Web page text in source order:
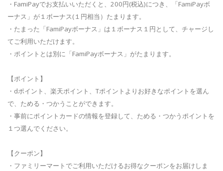
・FamiPayでお支払いいただくと、200円(税込)につき、「FamiPayボ
ーナス」が１ボーナス(１円相当）たまります。
・たまった「FamiPayボーナス」は１ボーナス１円として、チャージし
てご利用いただけます。
・ポイントとは別に「FamiPayボーナス」がたまります。
【ポイント】
・dポイント、楽天ポイント、Tポイントよりお好きなポイントを選ん
で、ためる・つかうことができます。
・事前にポイントカードの情報を登録して、ためる・つかうポイントを
１つ選んでください。
【クーポン】
・ファミリーマートでご利用いただけるお得なクーポンをお届けしま